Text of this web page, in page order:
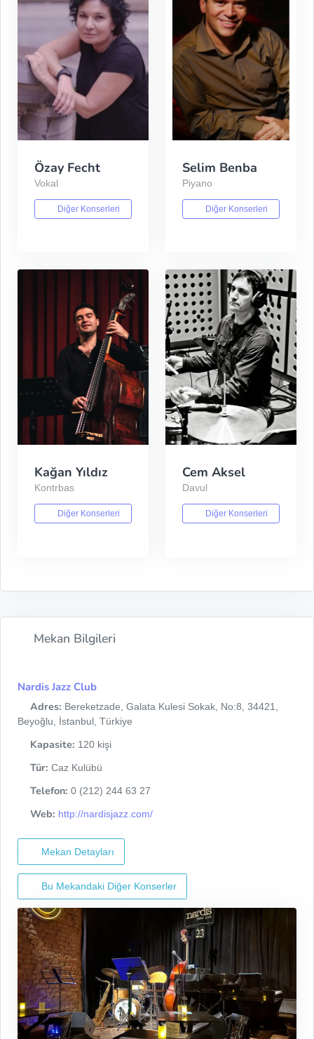
Özay Fecht
Vokal
Diğer Konserleri
Selim Benba
Piyano
Diğer Konserleri
Kağan Yıldız
Kontrbas
Diğer Konserleri
Cem Aksel
Davul
Diğer Konserleri
Mekan Bilgileri
Nardis Jazz Club
Adres: Bereketzade, Galata Kulesi Sokak, No:8, 34421,
Beyoğlu, İstanbul, Türkiye
Kapasite: 120 kişi
Tür: Caz Kulübü
Telefon: 0 (212) 244 63 27
Web: http://nardisjazz.com/
Mekan Detayları
Bu Mekandaki Diğer Konserler